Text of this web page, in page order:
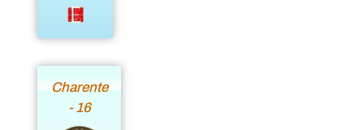
Charente
- 16